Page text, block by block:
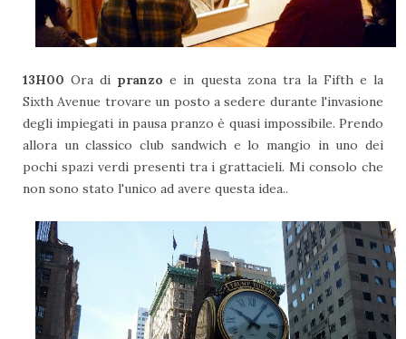
13H00Ora di pranzoe in questa zona tra la Fifth e la
Sixth Avenue trovare un posto a sedere durante l'invasione
degli impiegati in pausa pranzo è quasi impossibile. Prendo
allora un classico club sandwich e lo mangio in uno dei
pochi spazi verdi presenti tra i grattacieli. Mi consolo che
non sono stato l'unico ad avere questa idea..